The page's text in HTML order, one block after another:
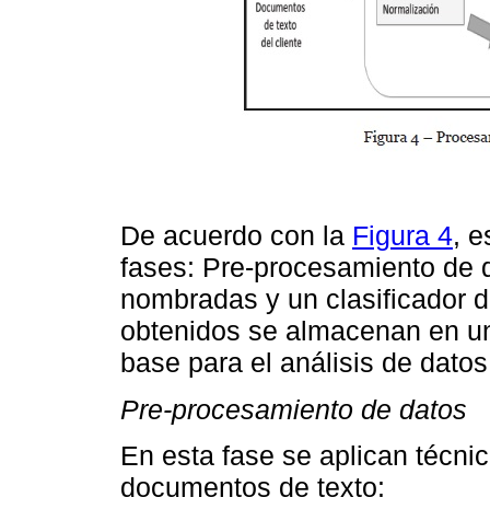
De acuerdo con la Figura 4,
fases: Pre-procesamiento de
nombradas y un clasificador
obtenidos se almacenan en
base para el análisis de
Pre-procesamiento de datos
En esta fase se aplican
documentos de texto: